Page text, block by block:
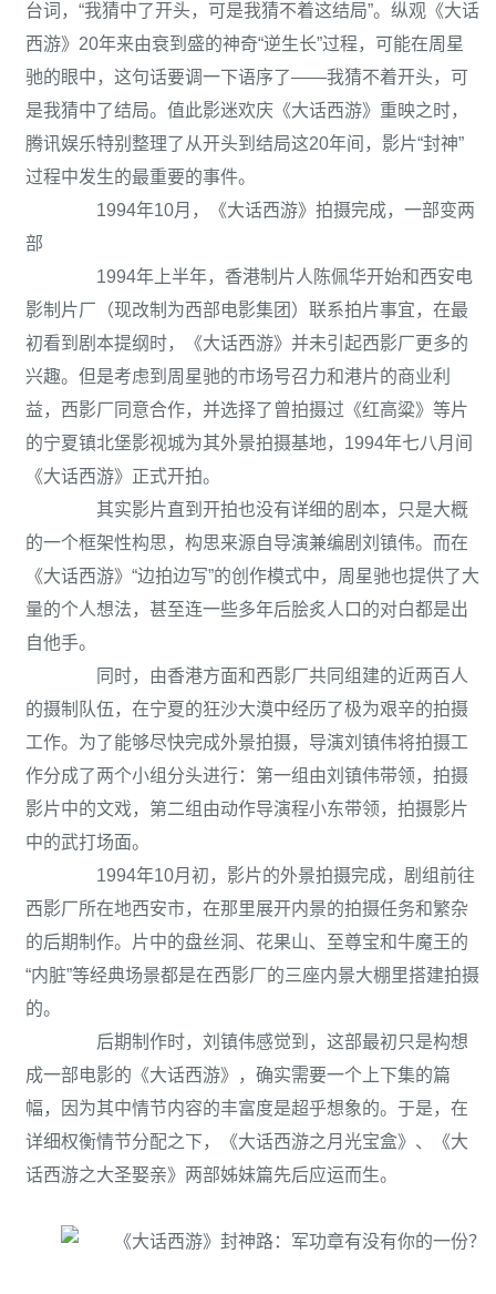
台词，“我猜中了开头，可是我猜不着这结局”。纵观《大话
西游》20年来由衰到盛的神奇“逆生长”过程，可能在周星
驰的眼中，这句话要调一下语序了——我猜不着开头，可
是我猜中了结局。值此影迷欢庆《大话西游》重映之时，
腾讯娱乐特别整理了从开头到结局这20年间，影片“封神”
过程中发生的最重要的事件。
1994年10月，《大话西游》拍摄完成，一部变两
部
1994年上半年，香港制片人陈佩华开始和西安电
影制片厂（现改制为西部电影集团）联系拍片事宜，在最
初看到剧本提纲时，《大话西游》并未引起西影厂更多的
兴趣。但是考虑到周星驰的市场号召力和港片的商业利
益，西影厂同意合作，并选择了曾拍摄过《红高粱》等片
的宁夏镇北堡影视城为其外景拍摄基地，1994年七八月间
《大话西游》正式开拍。
其实影片直到开拍也没有详细的剧本，只是大概
的一个框架性构思，构思来源自导演兼编剧刘镇伟。而在
《大话西游》“边拍边写”的创作模式中，周星驰也提供了大
量的个人想法，甚至连一些多年后脍炙人口的对白都是出
自他手。
同时，由香港方面和西影厂共同组建的近两百人
的摄制队伍，在宁夏的狂沙大漠中经历了极为艰辛的拍摄
工作。为了能够尽快完成外景拍摄，导演刘镇伟将拍摄工
作分成了两个小组分头进行：第一组由刘镇伟带领，拍摄
影片中的文戏，第二组由动作导演程小东带领，拍摄影片
中的武打场面。
1994年10月初，影片的外景拍摄完成，剧组前往
西影厂所在地西安市，在那里展开内景的拍摄任务和繁杂
的后期制作。片中的盘丝洞、花果山、至尊宝和牛魔王的
“内脏”等经典场景都是在西影厂的三座内景大棚里搭建拍摄
的。
后期制作时，刘镇伟感觉到，这部最初只是构想
成一部电影的《大话西游》，确实需要一个上下集的篇
幅，因为其中情节内容的丰富度是超乎想象的。于是，在
详细权衡情节分配之下，《大话西游之月光宝盒》、《大
话西游之大圣娶亲》两部姊妹篇先后应运而生。